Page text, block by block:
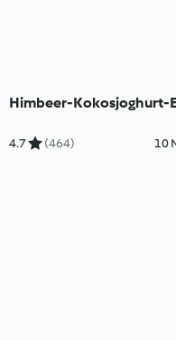
Himbeer-Kokosjoghurt-
4.7 (464) 10